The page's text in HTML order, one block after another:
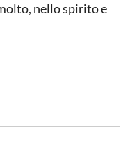
nello spirito e